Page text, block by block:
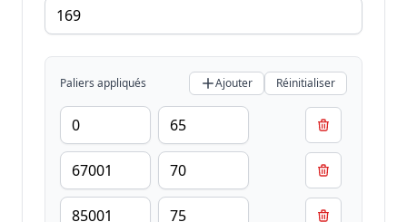
Paliers appliqués Ajouter Réinitialiser